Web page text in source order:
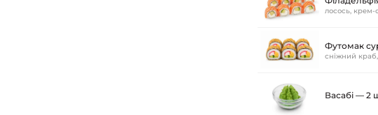
лосось, крем-
Футомак
сніжний
Васабі — 2